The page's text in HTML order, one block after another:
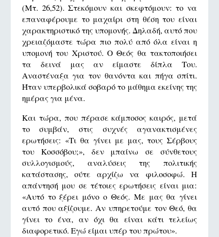
(Μτ. 26,52). Στεκόμουν και σκεφτόμουν: το να
επαναφέρουμε το μαχαίρι στη θέση του είναι
χαρακτηριστικό της υπομονής. Δηλαδή, αυτό που
χρειαζόμαστε τώρα πιο πολύ από όλα είναι η
υπομονή του Χριστού. Ο Θεός θα τακτοποιήσει
τα δεινά μας αν είμαστε δίπλα Του.
Αναστέναξα για τον θανόντα και πήγα σπίτι.
Ήταν υπερβολικά σοβαρό το μάθημα εκείνης της
ημέρας για μένα.
Και τώρα, που πέρασε κάμποσος καιρός, μετά
το συμβάν, στις συχνές αγανακτισμένες
ερωτήσεις: «Τι θα γίνει με μας, τους Σέρβους
του Κοσσόβου;», δεν μπαίνω σε σύνθετους
συλλογισμούς, αναλύσεις της πολιτικής
κατάστασης, ούτε αρχίζω να φιλοσοφώ. Η
απάντησή μου σε τέτοιες ερωτήσεις είναι μια:
«Αυτό το ξέρει μόνο ο Θεός. Με μας θα γίνει
αυτό που αξίζουμε. Αν υπηρετούμε τον Θεό, θα
γίνει το ένα, αν όχι θα είναι κάτι τελείως
διαφορετικό. Εγώ είμαι υπέρ του πρώτου».